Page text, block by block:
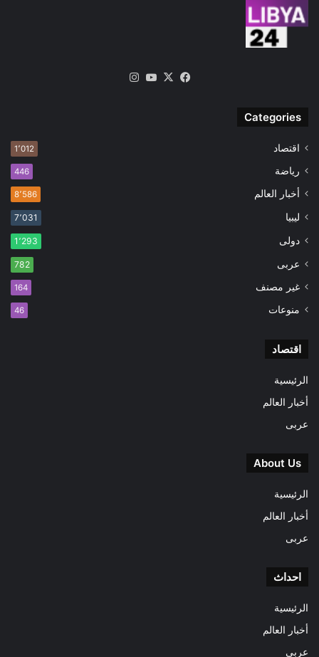
فيسبوك
‫X
‫YouTube
Categories
اقتصاد 1٬012
رياضة 446
أخبار العالم 8٬586
ليبيا 7٬031
دولى 1٬293
عربى 782
غير مصنف 164
منوعات 46
اقتصاد
الرئيسية
أخبار العالم
عربى
About Us
الرئيسية
أخبار العالم
عربى
احداث
الرئيسية
أخبار العالم
عربى